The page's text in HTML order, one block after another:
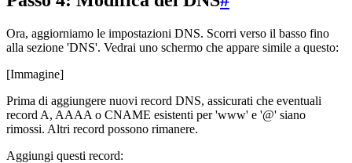
Ora, aggiorniamo le impostazioni DNS. Scorri verso il basso fino
alla sezione 'DNS'. Vedrai uno schermo che appare simile a questo:
[Immagine]
Prima di aggiungere nuovi record DNS, assicurati che eventuali
record A, AAAA o CNAME esistenti per 'www' e '@' siano
rimossi. Altri record possono rimanere.
Aggiungi questi record: